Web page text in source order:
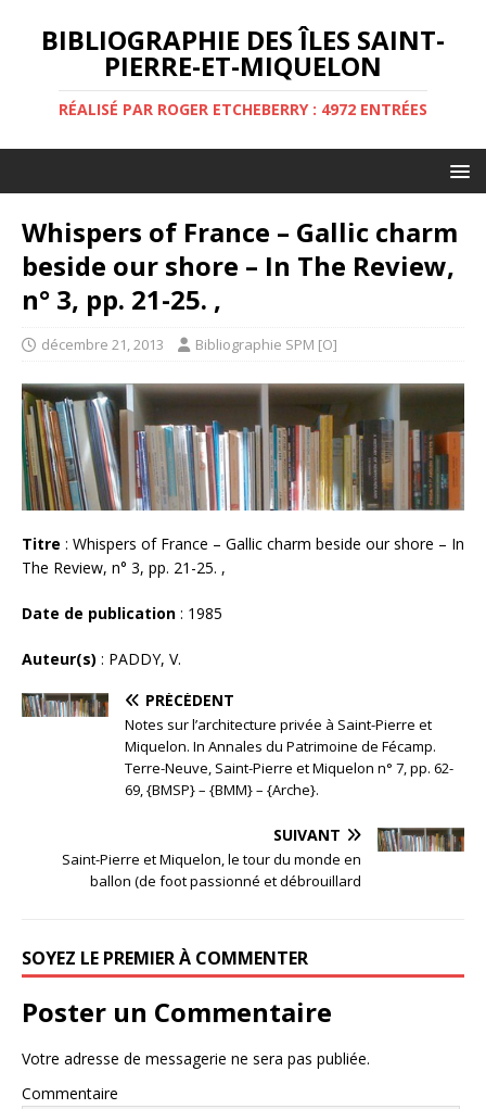
BIBLIOGRAPHIE DES ÎLES SAINT-
PIERRE-ET-MIQUELON
RÉALISÉ PAR ROGER ETCHEBERRY : 4972 ENTRÉES
Whispers of France – Gallic charm
beside our shore – In The Review,
n° 3, pp. 21-25. ,
décembre 21, 2013 Bibliographie SPM [O]
Titre : Whispers of France – Gallic charm beside our shore – In
The Review, n° 3, pp. 21-25. ,
Date de publication : 1985
Auteur(s) : PADDY, V.
PRÉCÉDENT
Notes sur l’architecture privée à Saint-Pierre et
Miquelon. In Annales du Patrimoine de Fécamp.
Terre-Neuve, Saint-Pierre et Miquelon n° 7, pp. 62-
69, {BMSP} – {BMM} – {Arche}.
SUIVANT
Saint-Pierre et Miquelon, le tour du monde en
ballon (de foot passionné et débrouillard
SOYEZ LE PREMIER À COMMENTER
Poster un Commentaire
Votre adresse de messagerie ne sera pas publiée.
Commentaire